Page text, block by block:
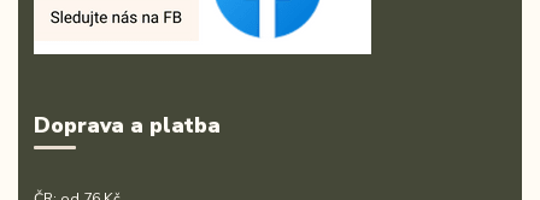
Doprava a platba